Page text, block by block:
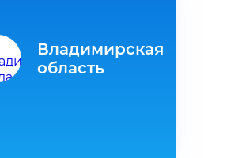
Владимирская
область